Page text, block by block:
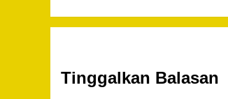
Tinggalkan Balasan